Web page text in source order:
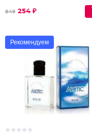
849 254 ₽
Рекомендуем